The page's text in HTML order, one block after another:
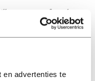
en advertenties te
samen afspraken
van leermaterialen
de privacy van